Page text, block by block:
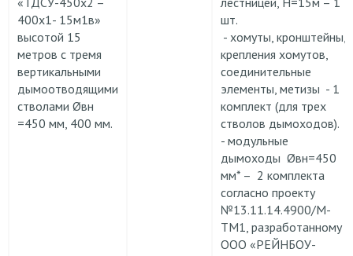
400х1- 15м1в»
высотой 15
метров с тремя
вертикальными
дымоотводящими
стволами Øвн
=450 мм, 400 мм.
шт.
- хомуты, кронштейны,
крепления хомутов,
соединительные
элементы, метизы - 1
комплект (для трех
стволов дымоходов).
- модульные
дымоходы Øвн=450
мм* – 2 комплекта
согласно проекту
№13.11.14.4900/М-
ТМ1, разработанному
ООО «РЕЙНБОУ-